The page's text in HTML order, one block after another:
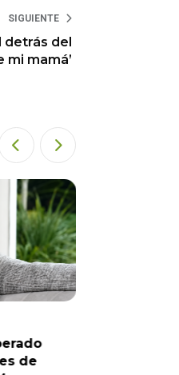
SIGUIENTE
detrás del
mi mamá’
de